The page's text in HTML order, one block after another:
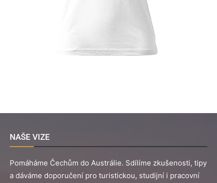
NAŠE VIZE
Pomáháme Čechům do Austrálie. Sdílíme zkušenosti, tipy
a dáváme doporučení pro turistickou, studijní i pracovní